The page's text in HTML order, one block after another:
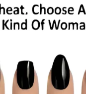
అధికారి భార్య
ప్రభుత్వం నిర్ణయాన్ని
తీవ్ర ప్రభావం
కుల రాజకీయాలు
చేస్తాయో ఈ